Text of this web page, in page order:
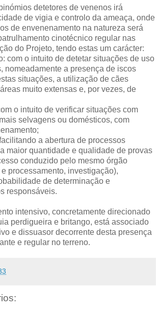
detetores de venenos irá
de vigia e controlo da ameaça, onde
de envenenamento na natureza será
cinotécnico regular nas
do Projeto, tendo estas um carácter:
o intuito de detetar situações de uso
nomeadamente a presença de iscos
situações, a utilização de cães
muito extensas e, por vezes, de
intuito de verificar situações com
selvagens ou domésticos, com
a abertura de processos
maior quantidade e qualidade de provas
conduzido pelo mesmo órgão
processamento, investigação),
de determinação e
responsáveis.
intensivo, concretamente direcionado
perdigueira e britango, está associado
e dissuasor decorrente desta presença
e regular no terreno.